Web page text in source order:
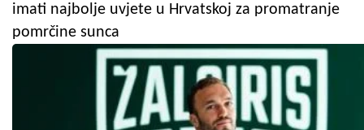
imati najbolje uvjete u Hrvatskoj za promatranje
pomrčine sunca